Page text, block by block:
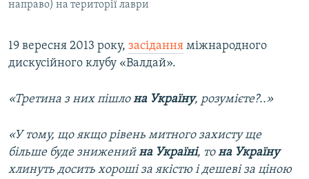
направо) на території лаври
19 вересня 2013 року, засідання міжнародного
дискусійного клубу «Валдай».
«Третина з них пішлона Україну, розумієте?..»
«У тому, що якщо рівень митного захисту ще
більше буде зниженийна Україні, тона Україну
хлинуть досить хороші за якістю і дешеві за ціною